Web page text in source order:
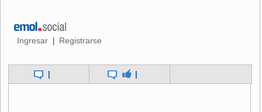
minerales de cobre y concentrado, papel, jugos, aceite, uva,
fruta y vino.
Pérez Walker dijo que el aumento de las exportaciones
peruanas es una consecuencia del Acuerdo de
Ingresar Registrarse